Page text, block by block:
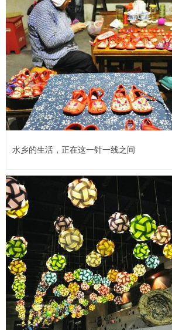
水乡的生活，正在这一针一线之间